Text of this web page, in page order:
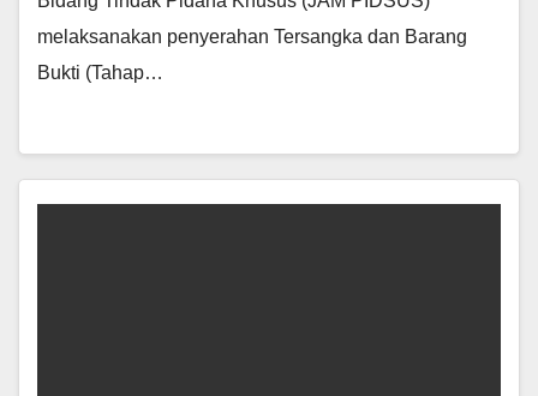
melaksanakan penyerahan Tersangka dan Barang
Bukti (Tahap…